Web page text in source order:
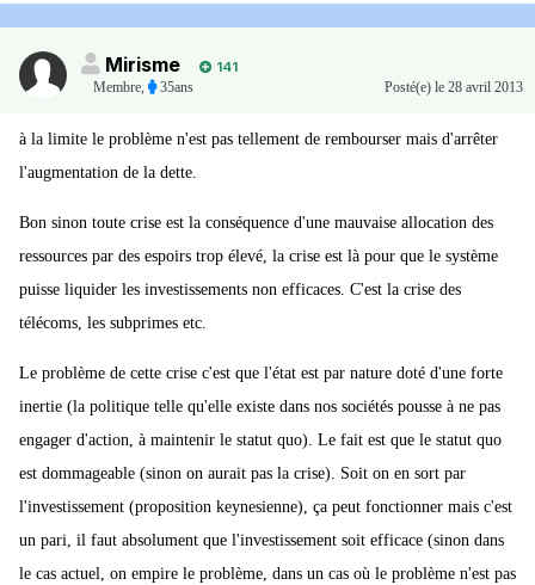
Mirisme
141
Membre, 35ans Posté(e) le 28 avril 2013
à la limite le problème n'est pas tellement de rembourser mais d'arrêter
l'augmentation de la dette.
Bon sinon toute crise est la conséquence d'une mauvaise allocation des
ressources par des espoirs trop élevé, la crise est là pour que le système
puisse liquider les investissements non efficaces. C'est la crise des
télécoms, les subprimes etc.
Le problème de cette crise c'est que l'état est par nature doté d'une forte
inertie (la politique telle qu'elle existe dans nos sociétés pousse à ne pas
engager d'action, à maintenir le statut quo). Le fait est que le statut quo
est dommageable (sinon on aurait pas la crise). Soit on en sort par
l'investissement (proposition keynesienne), ça peut fonctionner mais c'est
un pari, il faut absolument que l'investissement soit efficace (sinon dans
le cas actuel, on empire le problème, dans un cas où le problème n'est pas